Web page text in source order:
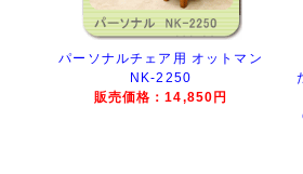
パーソナルチェア用 オットマン
NK-2250
販売価格：14,850円